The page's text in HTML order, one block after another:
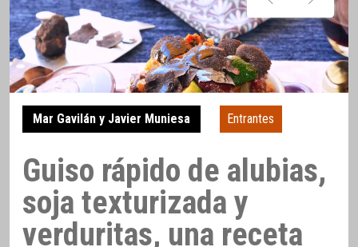
Mar Gavilán y Javier Muniesa Entrantes
Guiso rápido de alubias,
soja texturizada y
verduritas, una receta